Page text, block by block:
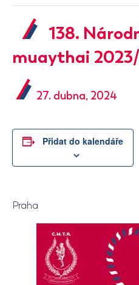
138.
muaythai
27. dubna, 2024
Přidat do kalendáře
Praha